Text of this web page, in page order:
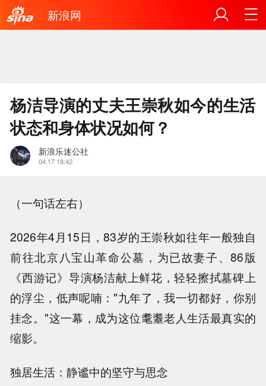
新浪网
杨洁导演的丈夫王崇秋如今的生活
状态和身体状况如何？
新浪乐迷公社
04.17 18:42
（一句话左右）
2026年4月15日，83岁的王崇秋如往年一般独自
前往北京八宝山革命公墓，为已故妻子、86版
《西游记》导演杨洁献上鲜花，轻轻擦拭墓碑上
的浮尘，低声呢喃："九年了，我一切都好，你别
挂念。"这一幕，成为这位耄耋老人生活最真实的
缩影。
独居生活：静谧中的坚守与思念